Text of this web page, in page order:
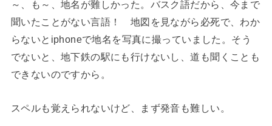
～、も～、地名が難しかった。バスク語だから、今まで
聞いたことがない言語！ 地図を見ながら必死で、わか
らないとiphoneで地名を写真に撮っていました。そう
でないと、地下鉄の駅にも行けないし、道も聞くことも
できないのですから。
スペルも覚えられないけど、まず発音も難しい。